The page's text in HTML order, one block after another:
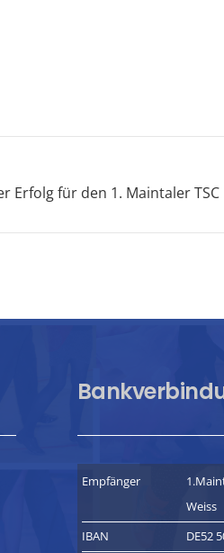
Erfolg für den 1. Maintaler TSC
Empfänger
Weiss
IBAN
DE52